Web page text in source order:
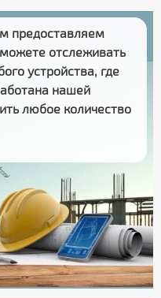
предоставляем
отслеживать
устройства, где
нашей
любое количество